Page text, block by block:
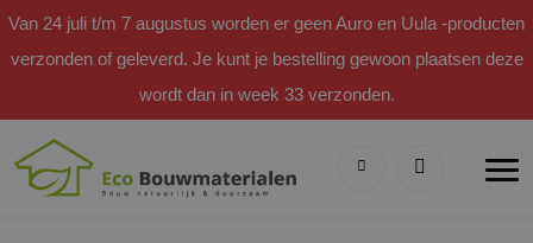
Van 24 juli t/m 7 augustus worden er geen Auro en Uula -producten
verzonden of geleverd. Je kunt je bestelling gewoon plaatsen deze
wordt dan in week 33 verzonden.